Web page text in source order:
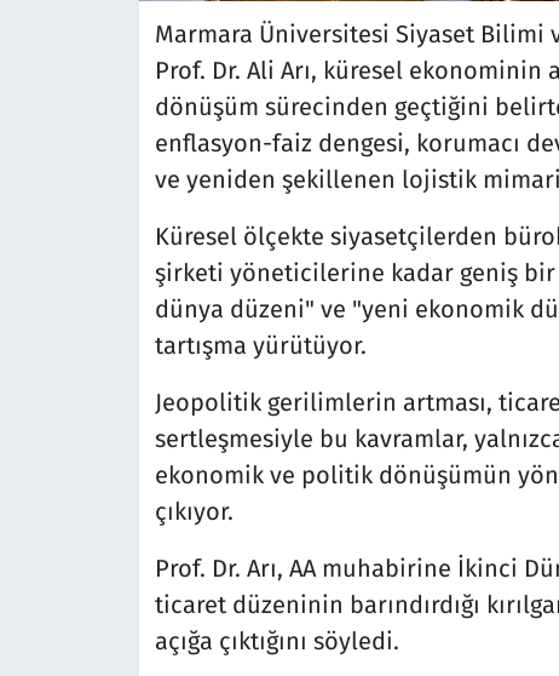
Marmara Üniversitesi Siyaset Bilimi
Prof. Dr. Ali Arı, küresel
dönüşüm sürecinden geçtiğini
enflasyon-faiz dengesi, korumacı
ve yeniden şekillenen lojistik
Küresel ölçekte siyasetçilerden
şirketi yöneticilerine kadar geniş
dünya düzeni" ve "yeni ekonomik
tartışma yürütüyor.
Jeopolitik gerilimlerin artması,
sertleşmesiyle bu kavramlar,
ekonomik ve politik dönüşümün
çıkıyor.
Prof. Dr. Arı, AA muhabirine İkinci
ticaret düzeninin barındırdığı
açığa çıktığını söyledi.